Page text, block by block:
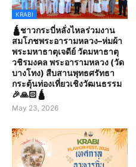
KRABI
🛕ชาวกระบี่หลั่งไหลร่วมงาน
สมโภชพระอารามหลวง–ห่มผ้า
พระมหาธาตุเจดีย์ วัดมหาธาตุ
วชิรมงคล พระอารามหลวง (วัด
บางโทง) สืบสานพุทธศรัทธา
กระตุ้นท่องเที่ยวเชิงวัฒนธรรม
🎉🙏🏻🛕
May 23, 2026